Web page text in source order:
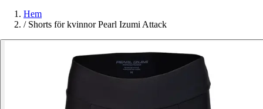
Hem
/ Shorts för kvinnor Pearl Izumi Attack